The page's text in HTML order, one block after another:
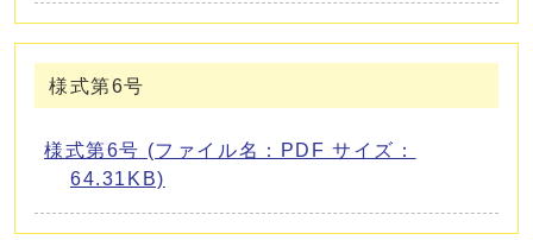
様式第6号
様式第6号 (ファイル名：PDF サイズ：
64.31KB)